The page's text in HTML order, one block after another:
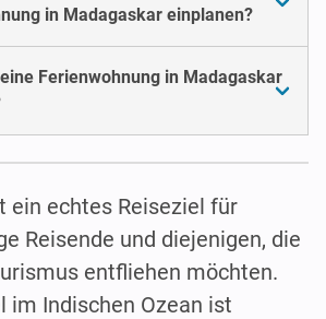
in Madagaskar einplanen?
Ferienwohnung in Madagaskar
ein echtes Reiseziel für
Reisende und diejenigen, die
entfliehen möchten.
im Indischen Ozean ist